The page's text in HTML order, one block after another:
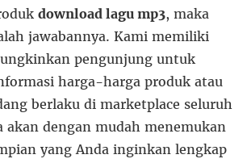
download lagu mp3, maka
jawabannya. Kami memiliki
pengunjung untuk
harga-harga produk atau
berlaku di marketplace seluruh
akan dengan mudah menemukan
yang Anda inginkan lengkap